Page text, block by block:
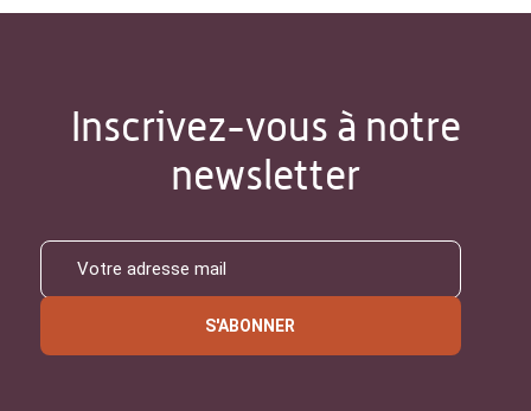
Inscrivez-vous à notre
newsletter
S'ABONNER